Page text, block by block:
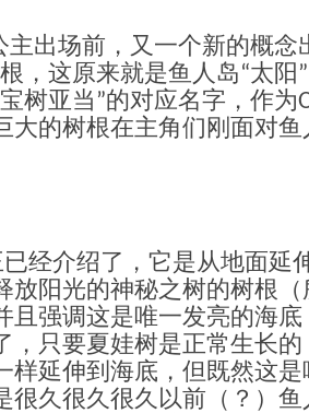
出场前，又一个新的概念
，这原来就是鱼人岛“太阳
树亚当”的对应名字，作为
大的树根在主角们刚面对
介绍了，它是从地面延
放阳光的神秘之树的树根
且强调这是唯一发亮的海
，只要夏娃树是正常生长
样延伸到海底，但既然这
很久很久很久以前（？）